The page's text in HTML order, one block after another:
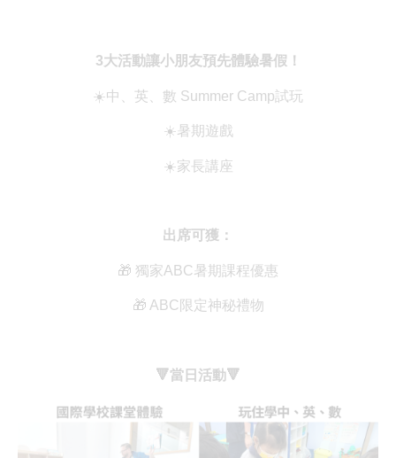
3大活動讓小朋友預先體驗暑假！
☀️中、英、數 Summer Camp試玩
☀️暑期遊戲
☀️家長講座
出席可獲：
🎁 獨家ABC暑期課程優惠
🎁 ABC限定神秘禮物
🔻當日活動🔻